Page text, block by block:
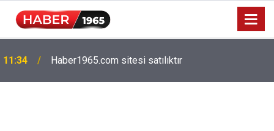
11:34 Haber1965.com sitesi satılıktır
15:52
hesaplarda